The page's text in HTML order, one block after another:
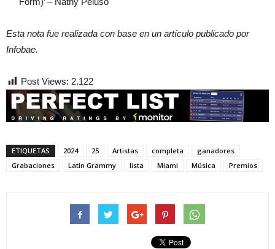
Esta nota fue realizada con base en un artículo publicado por
Infobae.
Post Views: 2.122
ETIQUETAS 2024 25 Artistas completa
ganadores
Grabaciones
Latin Grammy lista Miami Música Premios